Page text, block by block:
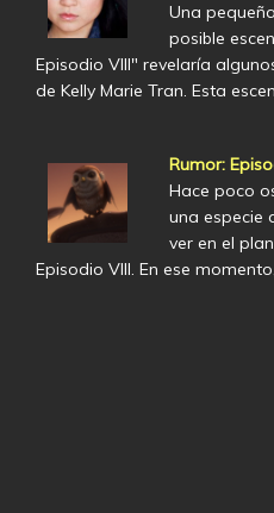
Una
posible
Episodio VIII" revelaría
de Kelly Marie Tran. Esta
Rumor:
Hace poco
una especie
ver en el
Episodio VIII. En ese